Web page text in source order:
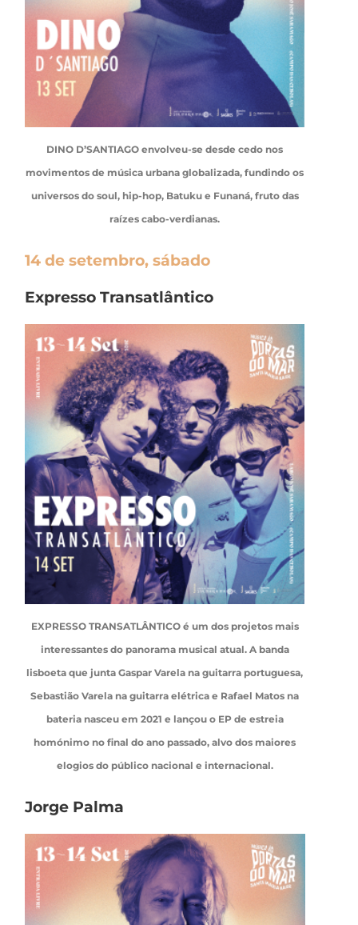
DINO D’SANTIAGO envolveu-se desde cedo nos
movimentos de música urbana globalizada, fundindo os
universos do soul, hip-hop, Batuku e Funaná, fruto das
raízes cabo-verdianas.
14 de setembro, sábado
Expresso Transatlântico
EXPRESSO TRANSATLÂNTICO é um dos projetos mais
interessantes do panorama musical atual. A banda
lisboeta que junta Gaspar Varela na guitarra portuguesa,
Sebastião Varela na guitarra elétrica e Rafael Matos na
bateria nasceu em 2021 e lançou o EP de estreia
homónimo no final do ano passado, alvo dos maiores
elogios do público nacional e internacional.
Jorge Palma